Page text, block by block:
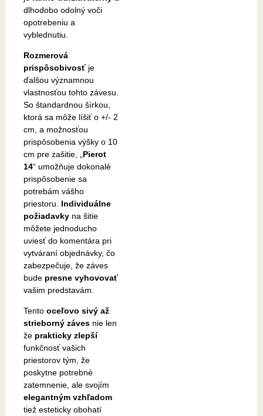
dlhodobo odolný voči
opotrebeniu a
vyblednutiu.
Rozmerová
prispôsobivosť je
ďalšou významnou
vlastnosťou tohto závesu.
So štandardnou šírkou,
ktorá sa môže líšiť o +/- 2
cm, a možnosťou
prispôsobenia výšky o 10
cm pre zašitie, „ Pierot
14“ umožňuje dokonalé
prispôsobenie sa
potrebám vášho
priestoru. Individuálne
požiadavky na šitie
môžete jednoducho
uviesť do komentára pri
vytváraní objednávky, čo
zabezpečuje, že záves
bude presne vyhovovať
vašim predstavám.
Tento oceľovo sivý až
strieborný záves nie len
že prakticky zlepší
funkčnosť vašich
priestorov tým, že
poskytne potrebné
zatemnenie, ale svojím
elegantným vzhľadom
tiež esteticky obohatí